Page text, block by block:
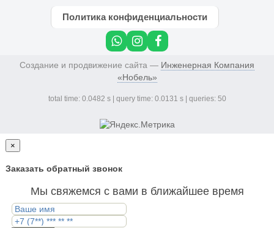
Политика конфиденциальности
Создание и продвижение сайта — Инженерная Компания
«Нобель»
total time: 0.0482 s | query time: 0.0131 s | queries: 50
×
Заказать обратный звонок
Мы свяжемся с вами в ближайшее время